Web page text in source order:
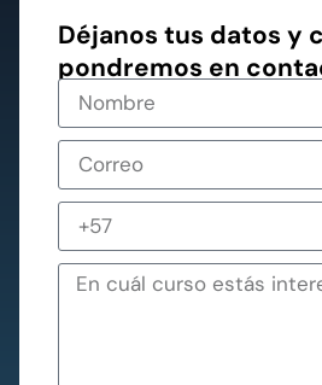
Déjanos tus datos y
pondremos en